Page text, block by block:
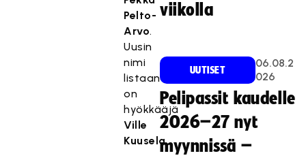
Pelto-
Arvo.
Uusin
nimi
listaan
on
hyökkääjä
Ville
Kuusela.
viikolla
UUTISET
06.08.2
026
Pelipassit kaudelle
2026–27 nyt
myynnissä –